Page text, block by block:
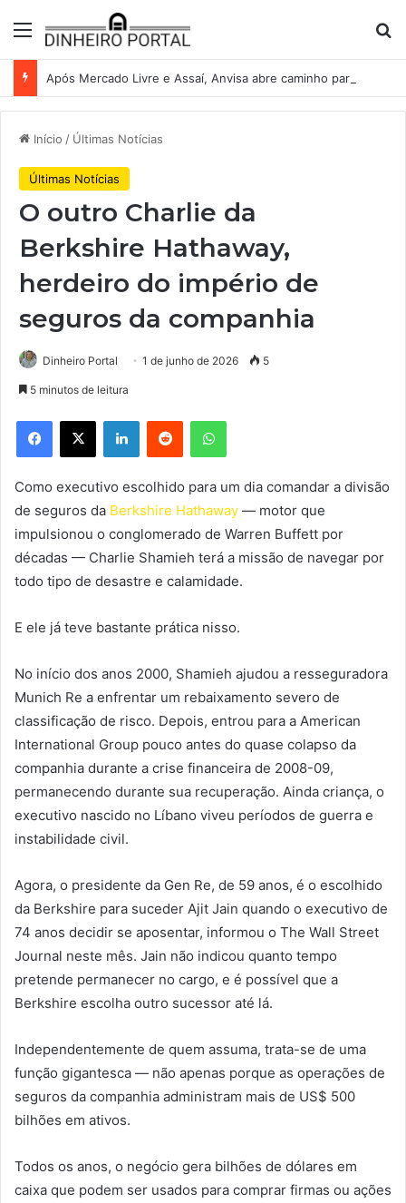
Menu
Início / Últimas Notícias
Últimas Notícias
O outro Charlie da
Berkshire Hathaway,
herdeiro do império de
seguros da companhia
Dinheiro Portal 1 de junho de 2026 5
5 minutos de leitura
Facebook
X LinkedinReddit WhatsApp
Como executivo escolhido para um dia comandar a divisão
de seguros da Berkshire Hathaway — motor que
impulsionou o conglomerado de Warren Buffett por
décadas — Charlie Shamieh terá a missão de navegar por
todo tipo de desastre e calamidade.
E ele já teve bastante prática nisso.
No início dos anos 2000, Shamieh ajudou a resseguradora
Munich Re a enfrentar um rebaixamento severo de
classificação de risco. Depois, entrou para a American
International Group pouco antes do quase colapso da
companhia durante a crise financeira de 2008-09,
permanecendo durante sua recuperação. Ainda criança, o
executivo nascido no Líbano viveu períodos de guerra e
instabilidade civil.
Agora, o presidente da Gen Re, de 59 anos, é o escolhido
da Berkshire para suceder Ajit Jain quando o executivo de
74 anos decidir se aposentar, informou o The Wall Street
Journal neste mês. Jain não indicou quanto tempo
pretende permanecer no cargo, e é possível que a
Berkshire escolha outro sucessor até lá.
Independentemente de quem assuma, trata-se de uma
função gigantesca — não apenas porque as operações de
seguros da companhia administram mais de US$ 500
bilhões em ativos.
Todos os anos, o negócio gera bilhões de dólares em
caixa que podem ser usados para comprar firmas ou ações